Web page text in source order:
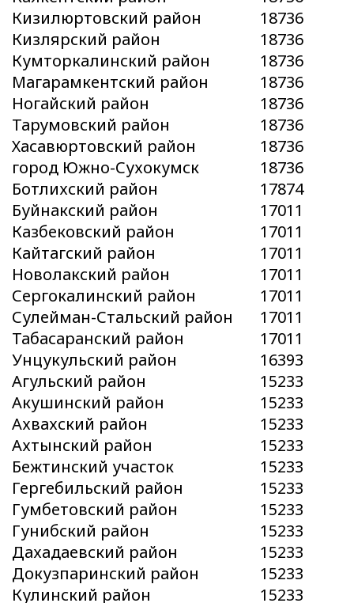
Кизилюртовский район
18736
Кизлярский район
18736
Кумторкалинский район
18736
Магарамкентский район
18736
Ногайский район
18736
Тарумовский район
18736
Хасавюртовский район
18736
город Южно-Сухокумск
18736
Ботлихский район
17874
Буйнакский район
17011
Казбековский район
17011
Кайтагский район
17011
Новолакский район
17011
Сергокалинский район
17011
Сулейман-Стальский район
17011
Табасаранский район
17011
Унцукульский район
16393
Агульский район
15233
Акушинский район
15233
Ахвахский район
15233
Ахтынский район
15233
Бежтинский участок
15233
Гергебильский район
15233
Гумбетовский район
15233
Гунибский район
15233
Дахадаевский район
15233
Докузпаринский район
15233
Кулинский район
15233